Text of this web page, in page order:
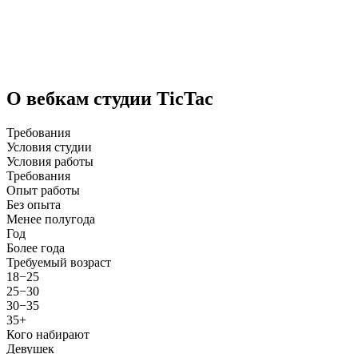
О вебкам студии TicTac
Требования
Условия студии
Условия работы
Требования
Опыт работы
Без опыта
Менее полугода
Год
Более года
Требуемый возраст
18−25
25−30
30−35
35+
Кого набирают
Девушек